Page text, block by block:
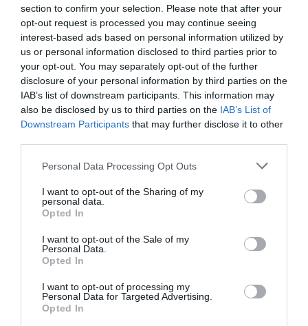
section to confirm your selection. Please note that after your
opt-out request is processed you may continue seeing
interest-based ads based on personal information utilized by
us or personal information disclosed to third parties prior to
your opt-out. You may separately opt-out of the further
disclosure of your personal information by third parties on the
IAB’s list of downstream participants. This information may
also be disclosed by us to third parties on the IAB’s List of
Downstream Participants that may further disclose it to other
Personal Data Processing Opt Outs
I want to opt-out of the Sharing of my
personal data.
Opted In
I want to opt-out of the Sale of my
Personal Data.
Opted In
I want to opt-out of processing my
Personal Data for Targeted Advertising.
Opted In
διήμερο. Στόχος και σκοπός του Power Trip είναι
να αναδειχθεί η πολύπλευρη διάσταση της
δύναμης της γυναίκας, να απαντηθούν
ερωτήματα για την ενδυνάμωση, την ισότητα,
τους νέους στόχους του φεμινισμού και την αξία
της αλληλοϋποστήριξης. Iσχυρές γυναίκες
μοιράζονται πετυχημένες πρακτικές
και τους δρόμους που ανοίγονται για τις
γυναίκες στην ηγεσία.
Oι αναγνώστριες του Marie Claire, έχουν την
ευκαιρία να παρακολουθήσουν από κοντά τη
διαγωνισμό του Instagram. Τα βήματα είναι
απλά: Ακολούθησε στο Instagram το